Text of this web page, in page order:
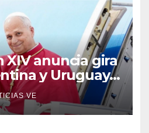
XIV anuncia gira
y Uruguay
VE